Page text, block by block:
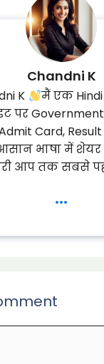
Chandni K
K
मैं एक
पर Government
Card,
भाषा में शेयर
आप तक सबसे
...